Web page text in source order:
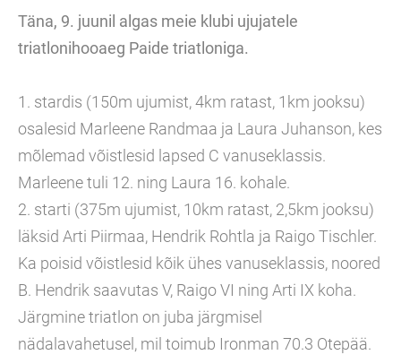
Täna, 9. juunil algas meie klubi ujujatele
triatlonihooaeg Paide triatloniga.
1. stardis (150m ujumist, 4km ratast, 1km jooksu)
osalesid Marleene Randmaa ja Laura Juhanson, kes
mõlemad võistlesid lapsed C vanuseklassis.
Marleene tuli 12. ning Laura 16. kohale.
2. starti (375m ujumist, 10km ratast, 2,5km jooksu)
läksid Arti Piirmaa, Hendrik Rohtla ja Raigo Tischler.
Ka poisid võistlesid kõik ühes vanuseklassis, noored
B. Hendrik saavutas V, Raigo VI ning Arti IX koha.
Järgmine triatlon on juba järgmisel
nädalavahetusel, mil toimub Ironman 70.3 Otepää.